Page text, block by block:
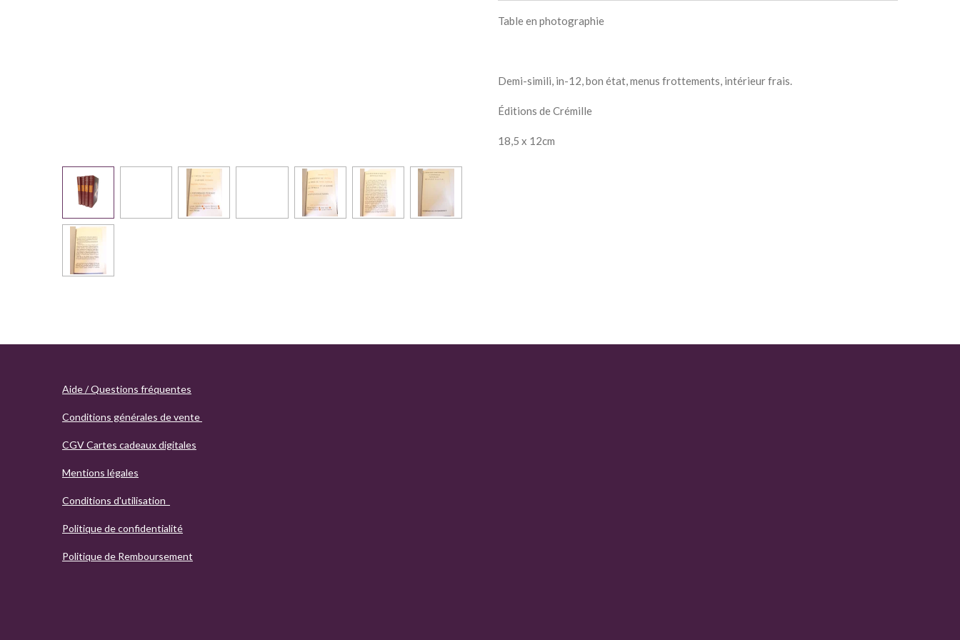
Table en photographie
Demi-simili, in-12, bon état, menus frottements, intérieur frais.
Éditions de Crémille
18,5 x 12cm
Aide / Questions fréquentes
Conditions générales de vente
CGV Cartes cadeaux digitales
Mentions légales
Conditions d'utilisation
Politique de confidentialité
Politique de Remboursement